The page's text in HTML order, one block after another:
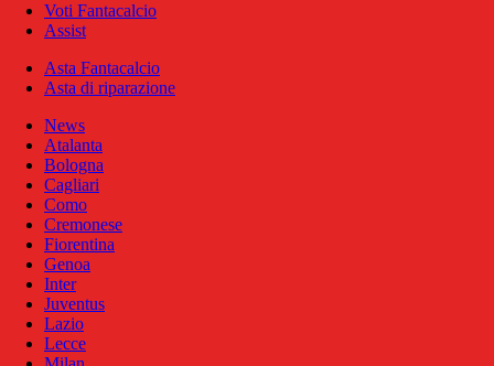
Voti Fantacalcio
Assist
Asta Fantacalcio
Asta di riparazione
News
Atalanta
Bologna
Cagliari
Como
Cremonese
Fiorentina
Genoa
Inter
Juventus
Lazio
Lecce